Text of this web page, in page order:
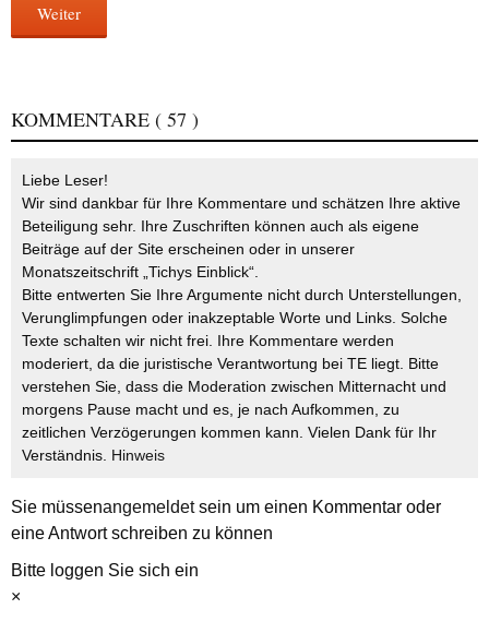
Weiter
KOMMENTARE ( 57 )
Liebe Leser!
Wir sind dankbar für Ihre Kommentare und schätzen Ihre aktive
Beteiligung sehr. Ihre Zuschriften können auch als eigene
Beiträge auf der Site erscheinen oder in unserer
Monatszeitschrift „Tichys Einblick“.
Bitte entwerten Sie Ihre Argumente nicht durch Unterstellungen,
Verunglimpfungen oder inakzeptable Worte und Links. Solche
Texte schalten wir nicht frei. Ihre Kommentare werden
moderiert, da die juristische Verantwortung bei TE liegt. Bitte
verstehen Sie, dass die Moderation zwischen Mitternacht und
morgens Pause macht und es, je nach Aufkommen, zu
zeitlichen Verzögerungen kommen kann. Vielen Dank für Ihr
Verständnis. Hinweis
Sie müssenangemeldetsein um einen Kommentar oder
eine Antwort schreiben zu können
Bitte loggen Sie sich ein
×